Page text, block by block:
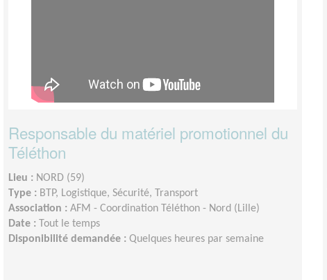
Responsable du matériel promotionnel du
Téléthon
Lieu : NORD (59)
Type : BTP, Logistique, Sécurité, Transport
Association : AFM - Coordination Téléthon - Nord (Lille)
Date :
Tout le temps
Disponibilité demandée : Quelques heures par semaine